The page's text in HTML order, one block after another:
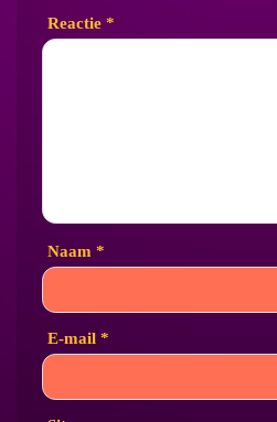
Reactie *
Naam *
E-mail *